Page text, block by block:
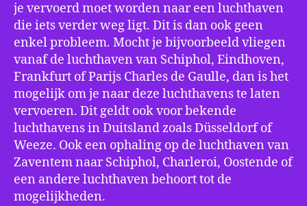
je vervoerd moet worden naar een luchthaven
die iets verder weg ligt. Dit is dan ook geen
enkel probleem. Mocht je bijvoorbeeld vliegen
vanaf de luchthaven van Schiphol, Eindhoven,
Frankfurt of Parijs Charles de Gaulle, dan is het
mogelijk om je naar deze luchthavens te laten
vervoeren. Dit geldt ook voor bekende
luchthavens in Duitsland zoals Düsseldorf of
Weeze. Ook een ophaling op de luchthaven van
Zaventem naar Schiphol, Charleroi, Oostende of
een andere luchthaven behoort tot de
mogelijkheden.